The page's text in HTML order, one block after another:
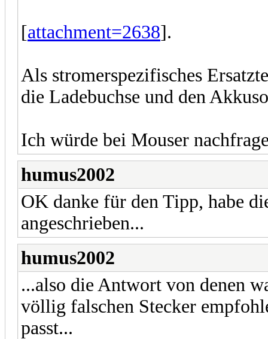
[attachment=2638].
Als stromerspezifisches
die Ladebuchse und den
Ich würde bei Mouser
humus2002
OK danke für den Tipp, habe
angeschrieben...
humus2002
...also die Antwort von denen
völlig falschen Stecker
passt...